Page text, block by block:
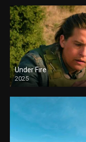
Under Fire
2025